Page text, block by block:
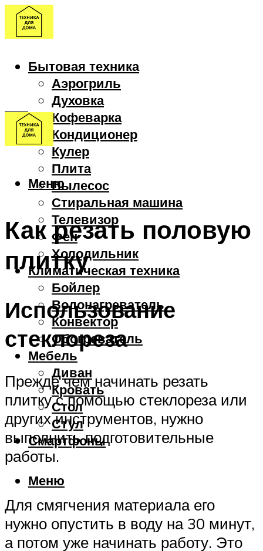
Бытовая техника
Аэрогриль
Духовка
Кофеварка
Кондиционер
Кулер
Плита
Пылесос
Стиральная машина
Телевизор
Фен
Холодильник
Климатическая техника
Бойлер
Водонагреватель
Конвектор
Обогреватель
Мебель
Диван
Кровать
Стол
Стул
Смартфоны
Меню
Меню
Как резать половую
плитку
Использование
стеклореза
Прежде чем начинать резать
плитку с помощью стеклореза или
других инструментов, нужно
выполнить подготовительные
работы.
Для смягчения материала его
нужно опустить в воду на 30 минут,
а потом уже начинать работу. Это